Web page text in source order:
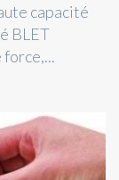
capacité
BLET